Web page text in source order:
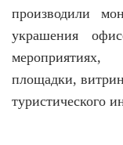
производили
украшения
площадки,
туристического